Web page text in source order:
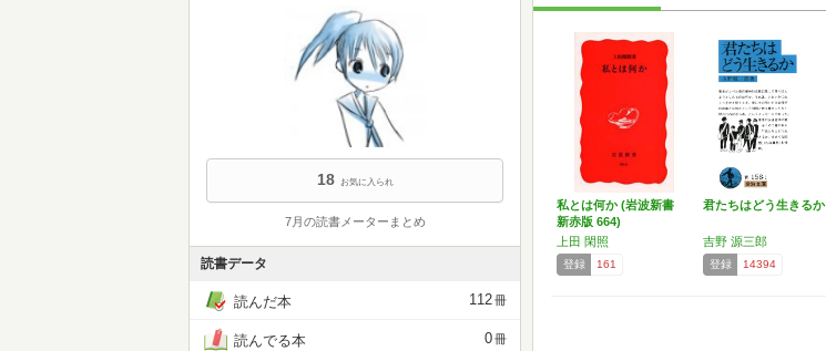
私とは何か (岩波新書
新赤版 664)
上田 閑照
登録 161
君たちはどう生きるか
吉野 源三郎
登録 14394
18 お気に入られ
7月の読書メーターまとめ
読書データ
読んだ本 112冊
読んでる本 0冊